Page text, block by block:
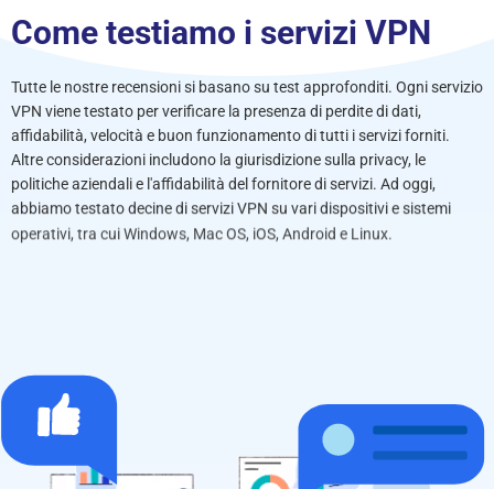
Come testiamo i servizi VPN
Tutte le nostre recensioni si basano su test approfonditi. Ogni servizio
VPN viene testato per verificare la presenza di perdite di dati,
affidabilità, velocità e buon funzionamento di tutti i servizi forniti.
Altre considerazioni includono la giurisdizione sulla privacy, le
politiche aziendali e l'affidabilità del fornitore di servizi. Ad oggi,
abbiamo testato decine di servizi VPN su vari dispositivi e sistemi
operativi, tra cui Windows, Mac OS, iOS, Android e Linux.